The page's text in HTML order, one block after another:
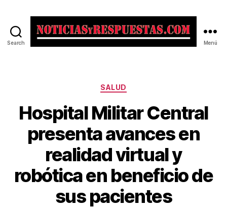
Search Menú
Categorías
SALUD
Hospital Militar Central
presenta avances en
realidad virtual y
robótica en beneficio de
sus pacientes